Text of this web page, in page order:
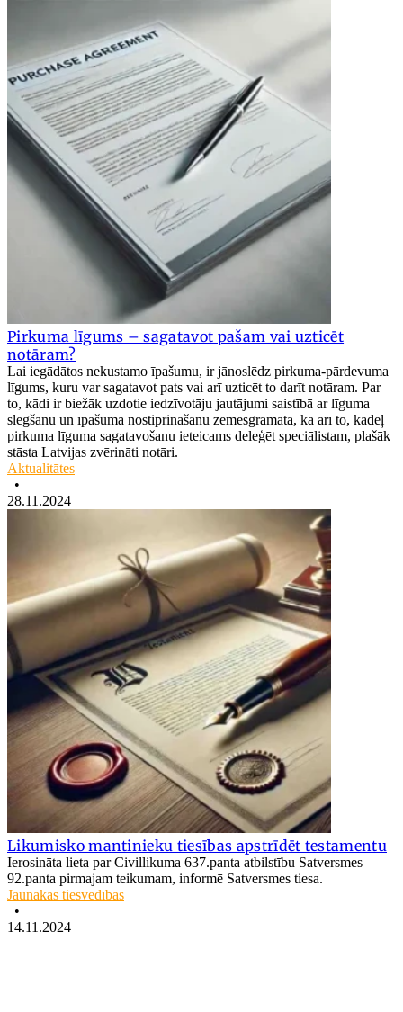
Pirkuma līgums – sagatavot pašam vai uzticēt
notāram?
Lai iegādātos nekustamo īpašumu, ir jānoslēdz pirkuma-pārdevuma
līgums, kuru var sagatavot pats vai arī uzticēt to darīt notāram. Par
to, kādi ir biežāk uzdotie iedzīvotāju jautājumi saistībā ar līguma
slēgšanu un īpašuma nostiprināšanu zemesgrāmatā, kā arī to, kādēļ
pirkuma līguma sagatavošanu ieteicams deleģēt speciālistam, plašāk
stāsta Latvijas zvērināti notāri.
Aktualitātes
•
28.11.2024
Likumisko mantinieku tiesības apstrīdēt testamentu
Ierosināta lieta par Civillikuma 637.panta atbilstību Satversmes
92.panta pirmajam teikumam, informē Satversmes tiesa.
Jaunākās tiesvedības
•
14.11.2024